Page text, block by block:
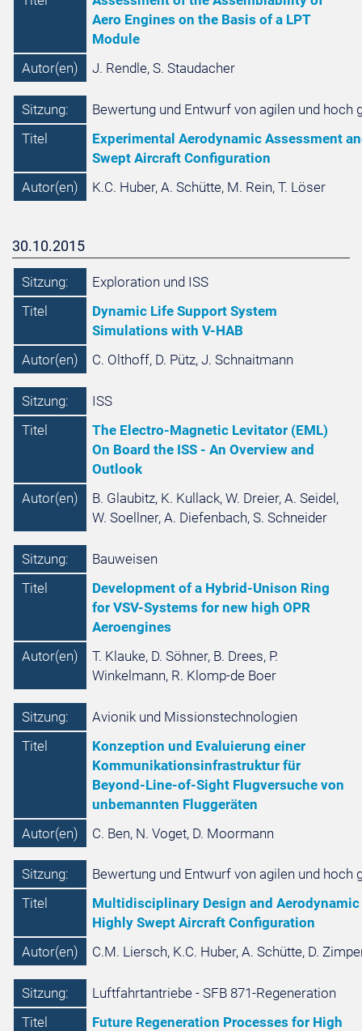
Aero Engines on the Basis of a LPT
Module
Autor(en)
J. Rendle, S. Staudacher
Sitzung:
Bewertung und Entwurf von agilen und
Titel
Experimental Aerodynamic Assessment
Swept Aircraft Configuration
Autor(en)
K.C. Huber, A. Schütte, M. Rein, T. Löser
30.10.2015
Sitzung:
Exploration und ISS
Titel
Dynamic Life Support System
Simulations with V-HAB
Autor(en)
C. Olthoff, D. Pütz, J. Schnaitmann
Sitzung:
ISS
Titel
The Electro-Magnetic Levitator (EML)
On Board the ISS - An Overview and
Outlook
Autor(en)
B. Glaubitz, K. Kullack, W. Dreier, A. Seidel,
W. Soellner, A. Diefenbach, S. Schneider
Sitzung:
Bauweisen
Titel
Development of a Hybrid-Unison Ring
for VSV-Systems for new high OPR
Aeroengines
Autor(en)
T. Klauke, D. Söhner, B. Drees, P.
Winkelmann, R. Klomp-de Boer
Sitzung:
Avionik und Missionstechnologien
Titel
Konzeption und Evaluierung einer
Kommunikationsinfrastruktur für
Beyond-Line-of-Sight Flugversuche von
unbemannten Fluggeräten
Autor(en)
C. Ben, N. Voget, D. Moormann
Sitzung:
Bewertung und Entwurf von agilen und
Titel
Multidisciplinary Design and
Highly Swept Aircraft Configuration
Autor(en)
C.M. Liersch, K.C. Huber, A. Schütte, D.
Sitzung:
Luftfahrtantriebe - SFB 871-Regeneration
Titel
Future Regeneration Processes for High